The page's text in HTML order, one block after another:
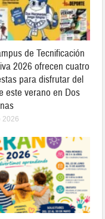
de Tecnificación
2026 ofrecen cuatro
para disfrutar del
este verano en Dos
2026